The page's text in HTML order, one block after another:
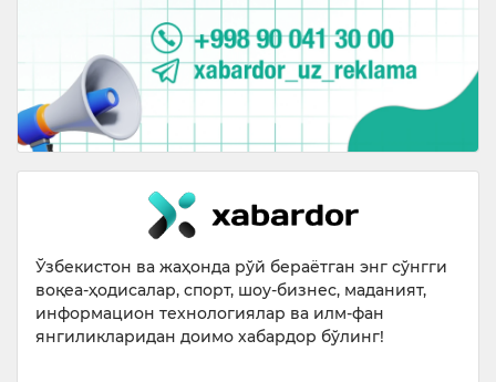
Ўзбекистон ва жаҳонда рўй бераётган энг сўнгги
воқеа-ҳодисалар, спорт, шоу-бизнес, маданият,
информацион технологиялар ва илм-фан
янгиликларидан доимо хабардор бўлинг!